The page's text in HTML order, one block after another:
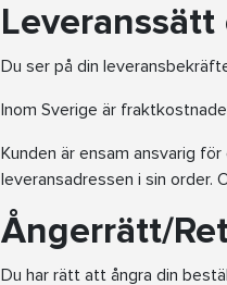
Du ser på din
Inom Sverige är
Kunden är ensam ansvarig
leveransadressen i sin order.
Ångerrätt/
Du har rätt att ångra din